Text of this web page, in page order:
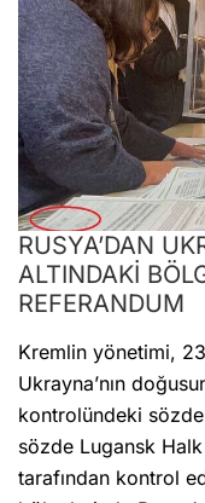
RUSYA’DAN
ALTINDAKİ
REFERANDUM
Kremlin yönetimi,
Ukrayna’nın
kontrolündeki
sözde Lugansk
tarafından kontrol